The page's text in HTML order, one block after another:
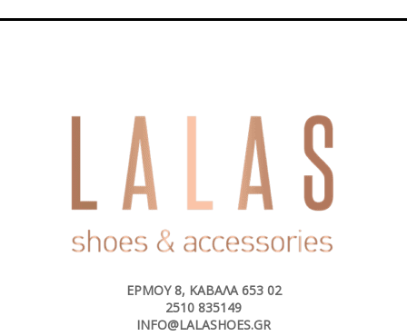
ΕΡΜΟΎ 8, ΚΑΒΆΛΑ 653 02
2510 835149
INFO@LALASHOES.GR